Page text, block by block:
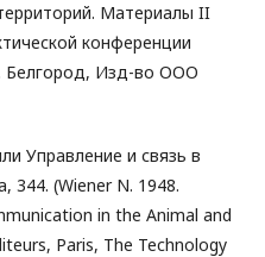
Материалы II
конференции
Белгород, Изд-во ООО
Управление и связь в
(Wiener N. 1948.
in the Animal and
Paris, The Technology